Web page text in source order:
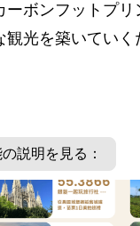
ボンフットプ
光を築いていく
説明を見る：